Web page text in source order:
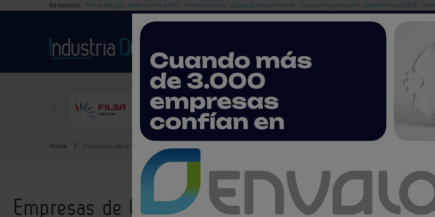
Es noticia: Precio del gas Javier García IUPAC Endesa Cuenca Cepsa Química Knowde Cepsa reorganización Datos Europa CEFIC
Home Empresas de la Industria Química
Empresas de la Industria Química